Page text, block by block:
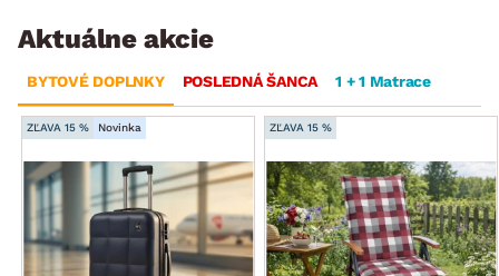
Aktuálne akcie
BYTOVÉ DOPLNKY POSLEDNÁ ŠANCA 1 + 1 Matrace
ZĽAVA 15 % Novinka ZĽAVA 15 %